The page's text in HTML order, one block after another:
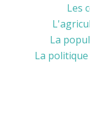
Les
La
La